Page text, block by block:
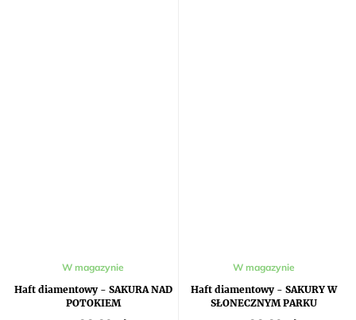
Haft diamentowy - SAKURA NAD
POTOKIEM
W magazynie
Haft diamentowy - SAKURY W
SŁONECZNYM PARKU
W magazynie